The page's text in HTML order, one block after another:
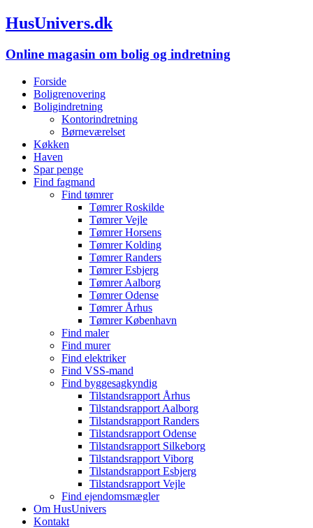
HusUnivers.dk
Online magasin om bolig og indretning
Forside
Boligrenovering
Boligindretning
Kontorindretning
Børneværelset
Køkken
Haven
Spar penge
Find fagmand
Find tømrer
Tømrer Roskilde
Tømrer Vejle
Tømrer Horsens
Tømrer Kolding
Tømrer Randers
Tømrer Esbjerg
Tømrer Aalborg
Tømrer Odense
Tømrer Århus
Tømrer København
Find maler
Find murer
Find elektriker
Find VSS-mand
Find byggesagkyndig
Tilstandsrapport Århus
Tilstandsrapport Aalborg
Tilstandsrapport Randers
Tilstandsrapport Odense
Tilstandsrapport Silkeborg
Tilstandsrapport Viborg
Tilstandsrapport Esbjerg
Tilstandsrapport Vejle
Find ejendomsmægler
Om HusUnivers
Kontakt